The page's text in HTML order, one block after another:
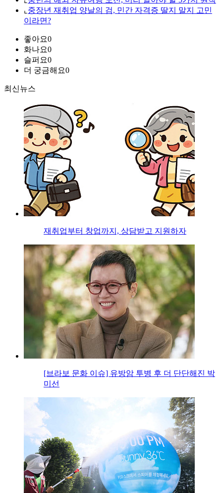
⌞ 중장년 재취업 양날의 검, 민간 자격증 딸지 말지 고민
이라면?
좋아요0
화나요0
슬퍼요0
더 궁금해요0
최신뉴스
재취업부터 창업까지, 상담받고 지원하자
[브라보 문화 이슈] 유방암 투병 후 더 단단해진 박
미선